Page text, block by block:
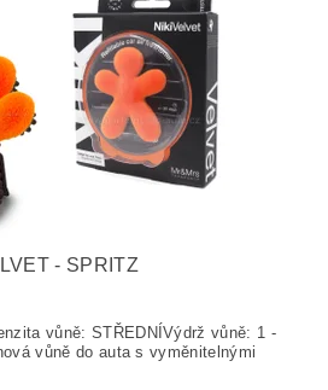
- SPRITZ
vůně: STŘEDNÍVýdrž vůně: 1 -
vůně do auta s vyměnitelnými